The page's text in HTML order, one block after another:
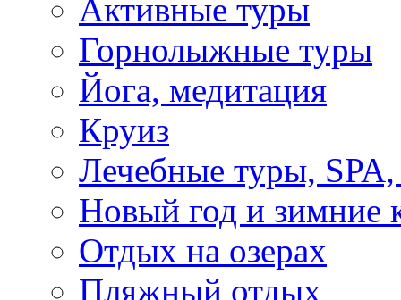
Активные туры
Горнолыжные туры
Йога, медитация
Круиз
Лечебные туры, SPA,
Новый год и зимние
Отдых на озерах
Пляжный отдых